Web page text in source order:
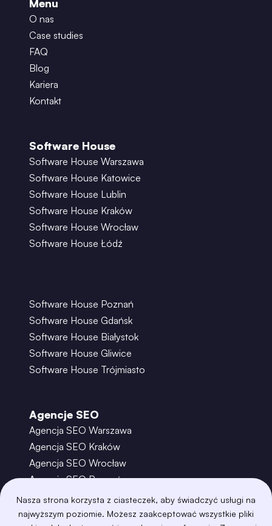
Nasza strona korzysta z ciasteczek, aby świadczyć usługi na
najwyższym poziomie. Możesz zaakceptować wszystkie pliki
Menu
O nas
Case studies
FAQ
Blog
Kariera
Kontakt
Software House
Software House Warszawa
Software House Katowice
Software House Lublin
Software House Kraków
Software House Wrocław
Software House Łódź
Software House Poznań
Software House Gdańsk
Software House Białystok
Software House Gliwice
Software House Trójmiasto
Agencje SEO
Agencja SEO Warszawa
Agencja SEO Kraków
Agencja SEO Wrocław
Agencja SEO Poznań
Agencja SEO Gdańsk
Agencja SEO Toruń